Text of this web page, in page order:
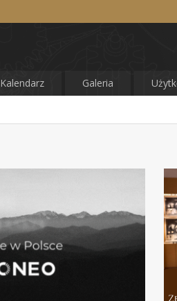
Kalendarz Galeria